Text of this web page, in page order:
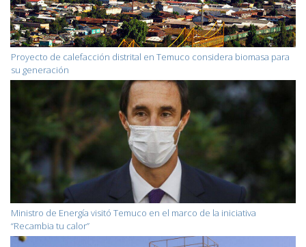
Proyecto de calefacción distrital en Temuco considera biomasa para
su generación
Ministro de Energía visitó Temuco en el marco de la iniciativa
“Recambia tu calor”